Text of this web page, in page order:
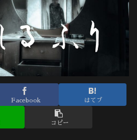
Facebook はてブ
コピー